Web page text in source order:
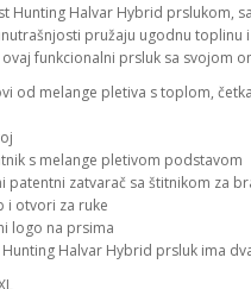
Hunting Halvar Hybrid prslukom,
pružaju ugodnu toplinu
funkcionalni prsluk sa svojom
od melange pletiva s toplom,
s melange pletivom podstavom
patentni zatvarač sa štitnikom za
i otvori za ruke
logo na prsima
Halvar Hybrid prsluk ima